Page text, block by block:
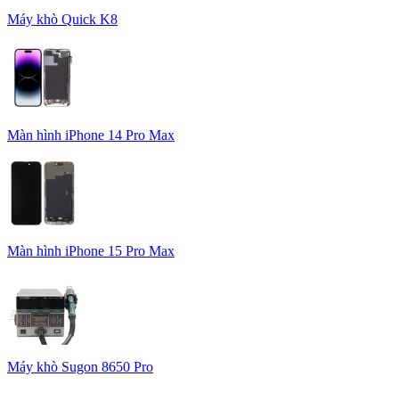
Máy khò Quick K8
Màn hình iPhone 14 Pro Max
Màn hình iPhone 15 Pro Max
Máy khò Sugon 8650 Pro